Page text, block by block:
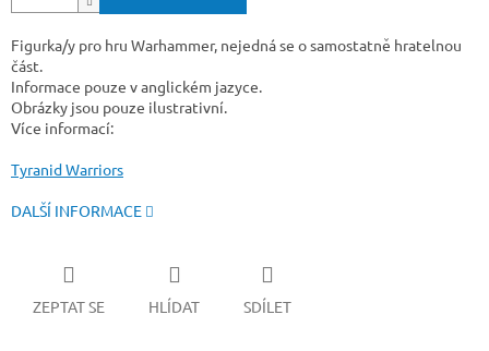
Figurka/y pro hru Warhammer, nejedná se o samostatně hratelnou
část.
Informace pouze v anglickém jazyce.
Obrázky jsou pouze ilustrativní.
Více informací:
Tyranid Warriors
DALŠÍ INFORMACE
ZEPTAT SE HLÍDAT SDÍLET